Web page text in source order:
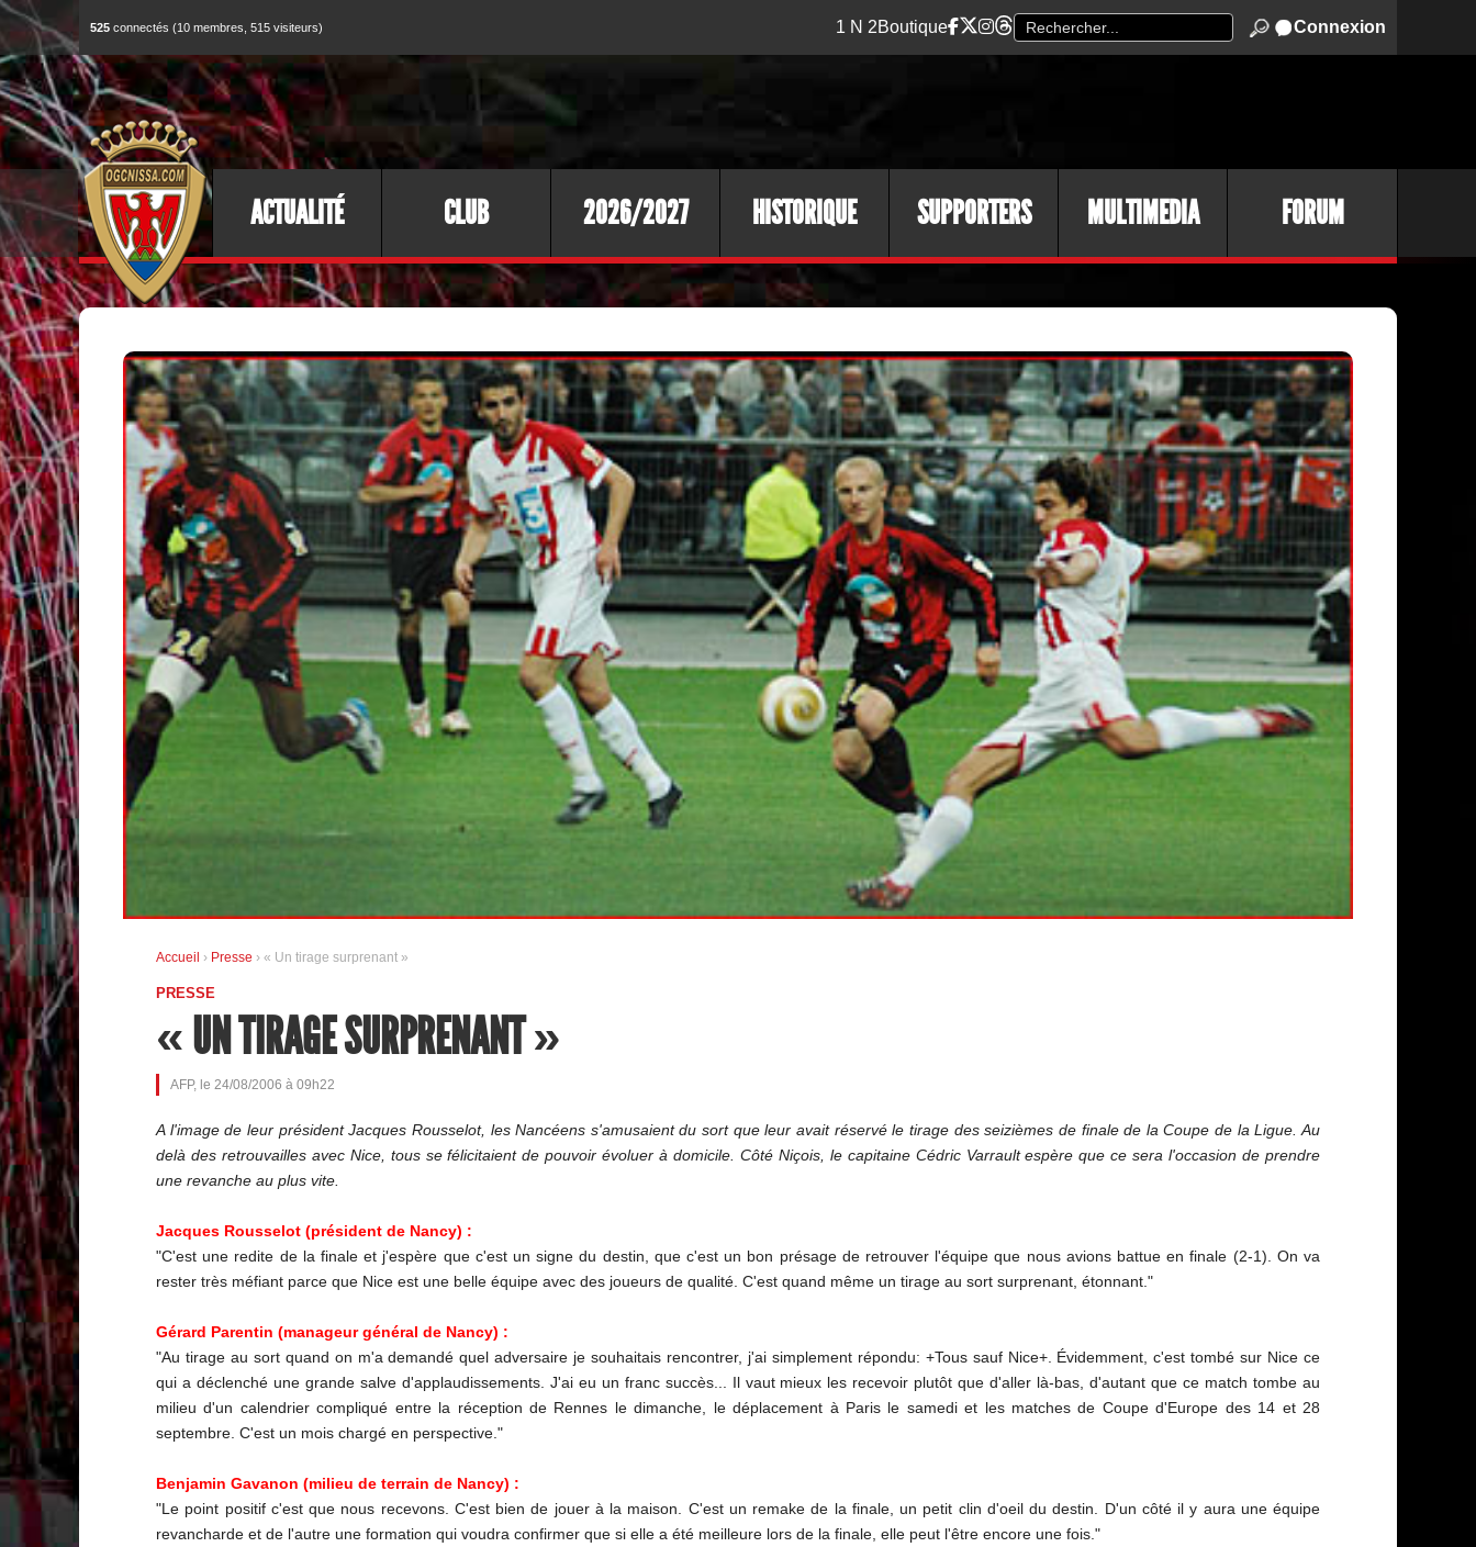
525 connectés (10 membres, 515 visiteurs) 1 N 2Boutique Connexion
ACTUALITÉ CLUB 2026/2027 HISTORIQUE SUPPORTERS MULTIMEDIA FORUM
Accueil › Presse › « Un tirage surprenant »
PRESSE
« UN TIRAGE SURPRENANT »
AFP, le 24/08/2006 à 09h22
A l'image de leur président Jacques Rousselot, les Nancéens s'amusaient du sort que leur avait réservé le tirage des seizièmes de finale de la Coupe de la Ligue. Au
delà des retrouvailles avec Nice, tous se félicitaient de pouvoir évoluer à domicile. Côté Niçois, le capitaine Cédric Varrault espère que ce sera l'occasion de prendre
une revanche au plus vite.
Jacques Rousselot (président de Nancy) :
"C'est une redite de la finale et j'espère que c'est un signe du destin, que c'est un bon présage de retrouver l'équipe que nous avions battue en finale (2-1). On va
rester très méfiant parce que Nice est une belle équipe avec des joueurs de qualité. C'est quand même un tirage au sort surprenant, étonnant."
Gérard Parentin (manageur général de Nancy) :
"Au tirage au sort quand on m'a demandé quel adversaire je souhaitais rencontrer, j'ai simplement répondu: +Tous sauf Nice+. Évidemment, c'est tombé sur Nice ce
qui a déclenché une grande salve d'applaudissements. J'ai eu un franc succès... Il vaut mieux les recevoir plutôt que d'aller là-bas, d'autant que ce match tombe au
milieu d'un calendrier compliqué entre la réception de Rennes le dimanche, le déplacement à Paris le samedi et les matches de Coupe d'Europe des 14 et 28
septembre. C'est un mois chargé en perspective."
Benjamin Gavanon (milieu de terrain de Nancy) :
"Le point positif c'est que nous recevons. C'est bien de jouer à la maison. C'est un remake de la finale, un petit clin d'oeil du destin. D'un côté il y aura une équipe
revancharde et de l'autre une formation qui voudra confirmer que si elle a été meilleure lors de la finale, elle peut l'être encore une fois."